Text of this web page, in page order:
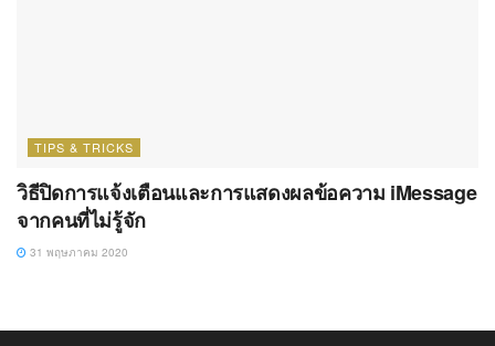
TIPS & TRICKS
วิธีปิดการแจ้งเตือนและการแสดงผลข้อความ iMessage
จากคนที่ไม่รู้จัก
31 พฤษภาคม 2020